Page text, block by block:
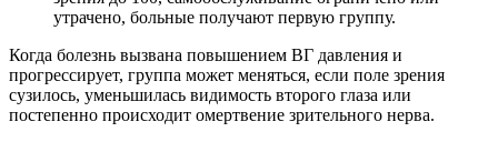
утрачено, больные получают первую группу.
Когда болезнь вызвана повышением ВГ давления и
прогрессирует, группа может меняться, если поле зрения
сузилось, уменьшилась видимость второго глаза или
постепенно происходит омертвение зрительного нерва.